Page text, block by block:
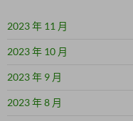
2023 年 11 月
2023 年 10 月
2023 年 9 月
2023 年 8 月